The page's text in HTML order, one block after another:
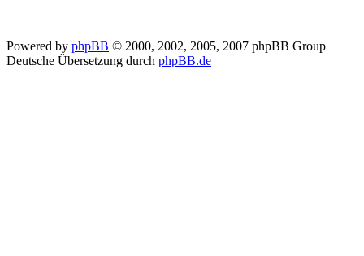
Powered by phpBB © 2000, 2002, 2005, 2007 phpBB Group
Deutsche Übersetzung durch phpBB.de